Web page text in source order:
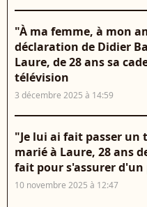
"À ma femme, à mon
déclaration de Didier
Laure, de 28 ans sa
télévision
3 décembre 2025 à 14:59
"Je lui ai fait passer un
marié à Laure, 28 ans
fait pour s'assurer
10 novembre 2025 à 12:47